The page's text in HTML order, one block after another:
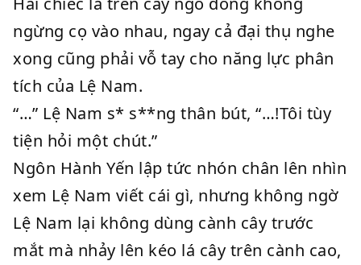
ngừng cọ vào nhau, ngay cả đại thụ nghe
xong cũng phải vỗ tay cho năng lực phân
tích của Lệ Nam.
“…” Lệ Nam s* s**ng thân bút, “…!Tôi tùy
tiện hỏi một chút.”
Ngôn Hành Yến lập tức nhón chân lên nhìn
xem Lệ Nam viết cái gì, nhưng không ngờ
Lệ Nam lại không dùng cành cây trước
mắt mà nhảy lên kéo lá cây trên cành cao,